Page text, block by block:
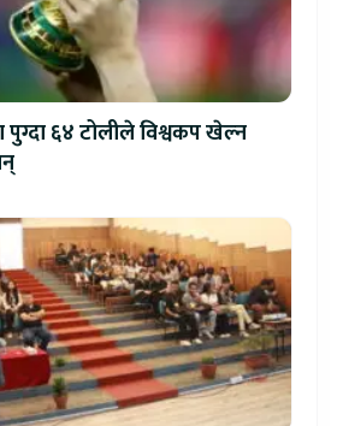
६४ टोलीले विश्वकप खेल्न